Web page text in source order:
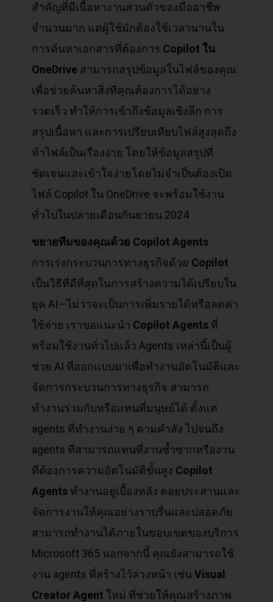
สำคัญที่มีเนื้อหางานส่วนตัวของมืออาชีพ
จำนวนมาก แต่ผู้ใช้มักต้องใช้เวลานานใน
การค้นหาเอกสารที่ต้องการ Copilot ใน
OneDrive สามารถสรุปข้อมูลในไฟล์ของคุณ
เพื่อช่วยค้นหาสิ่งที่คุณต้องการได้อย่าง
รวดเร็ว ทำให้การเข้าถึงข้อมูลเชิงลึก การ
สรุปเนื้อหา และการเปรียบเทียบไฟล์สูงสุดถึง
ห้าไฟล์เป็นเรื่องง่าย โดยให้ข้อมูลสรุปที่
ชัดเจนและเข้าใจง่ายโดยไม่จำเป็นต้องเปิด
ไฟล์ Copilot ใน OneDrive จะพร้อมใช้งาน
ทั่วไปในปลายเดือนกันยายน 2024
ขยายทีมของคุณด้วย Copilot Agents
การเร่งกระบวนการทางธุรกิจด้วย Copilot
เป็นวิธีที่ดีที่สุดในการสร้างความได้เปรียบใน
ยุค AI—ไม่ว่าจะเป็นการเพิ่มรายได้หรือลดค่า
ใช้จ่าย เราขอแนะนำ Copilot Agents ที่
พร้อมใช้งานทั่วไปแล้ว Agents เหล่านี้เป็นผู้
ช่วย AI ที่ออกแบบมาเพื่อทำงานอัตโนมัติและ
จัดการกระบวนการทางธุรกิจ สามารถ
ทำงานร่วมกับหรือแทนที่มนุษย์ได้ ตั้งแต่
agents ที่ทำงานง่าย ๆ ตามคำสั่ง ไปจนถึง
agents ที่สามารถแทนที่งานซ้ำซากหรืองาน
ที่ต้องการความอัตโนมัติขั้นสูง Copilot
Agents ทำงานอยู่เบื้องหลัง คอยประสานและ
จัดการงานให้คุณอย่างราบรื่นและปลอดภัย
สามารถทำงานได้ภายในขอบเขตของบริการ
Microsoft 365 นอกจากนี้ คุณยังสามารถใช้
งาน agents ที่สร้างไว้ล่วงหน้า เช่นVisual
Creator Agent ใหม่ ที่ช่วยให้คุณสร้างภาพ